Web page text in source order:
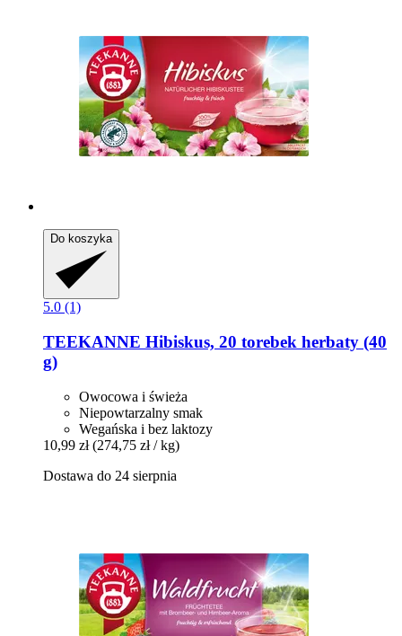
Do koszyka
5.0 (1)
TEEKANNE Hibiskus, 20 torebek herbaty (40
g)
Owocowa i świeża
Niepowtarzalny smak
Wegańska i bez laktozy
10,99 zł (274,75 zł / kg)
Dostawa do 24 sierpnia